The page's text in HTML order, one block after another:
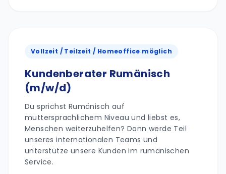
Vollzeit / Teilzeit / Homeoffice möglich
Kundenberater Rumänisch
(m/w/d)
Du sprichst Rumänisch auf
muttersprachlichem Niveau und liebst es,
Menschen weiterzuhelfen? Dann werde Teil
unseres internationalen Teams und
unterstütze unsere Kunden im rumänischen
Service.